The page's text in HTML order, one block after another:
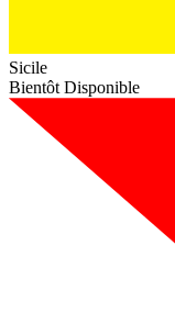
Sicile
Bientôt Disponible